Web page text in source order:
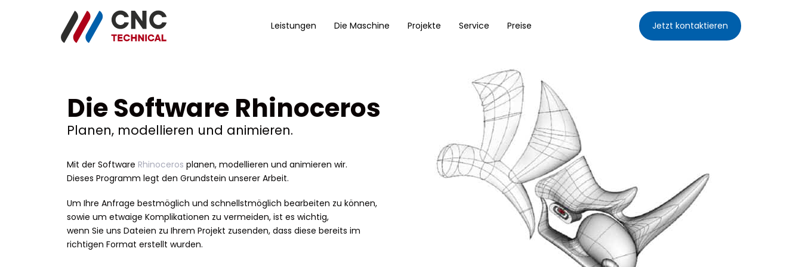
Leistungen Die Maschine Projekte Service Preise Jetzt kontaktieren
Die Software Rhinoceros
Planen, modellieren und animieren.
Mit der Software Rhinoceros planen, modellieren und animieren wir.
Dieses Programm legt den Grundstein unserer Arbeit.
Um Ihre Anfrage bestmöglich und schnellstmöglich bearbeiten zu können,
sowie um etwaige Komplikationen zu vermeiden, ist es wichtig,
wenn Sie uns Dateien zu Ihrem Projekt zusenden, dass diese bereits im
richtigen Format erstellt wurden.